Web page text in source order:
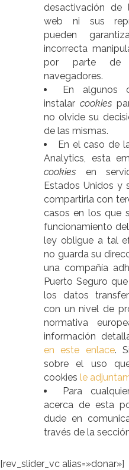
desactivación de
web ni sus
pueden
incorrecta
por parte de
navegadores.
En algunos
instalar cookies
no olvide su
de las mismas.
En el caso de
Analytics, esta
cookies en
Estados Unidos y
compartirla con
casos en los que
funcionamiento
ley obligue a tal
no guarda su
una compañía
Puerto Seguro
los datos
con un nivel de
normativa
información
en este enlace.
sobre el uso
cookies le
Para
acerca de esta
dude en
través de la
[rev_slider_vc alias=»donar»]